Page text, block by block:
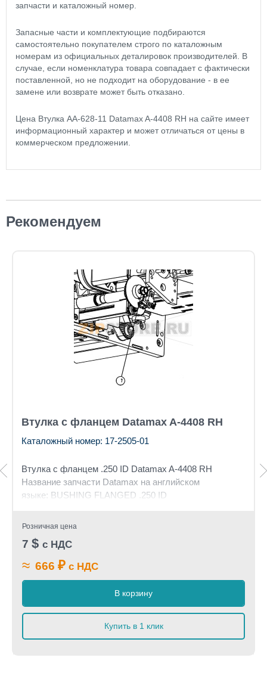
запчасти и каталожный номер.
Запасные части и комплектующие подбираются
самостоятельно покупателем строго по каталожным
номерам из официальных деталировок производителей. В
случае, если номенклатура товара совпадает с фактически
поставленной, но не подходит на оборудование - в ее
замене или возврате может быть отказано.
Цена Втулка AA-628-11 Datamax A-4408 RH на сайте имеет
информационный характер и может отличаться от цены в
коммерческом предложении.
Рекомендуем
Втулка с фланцем Datamax A-4408 RH
Каталожный номер: 17-2505-01
Втулка с фланцем .250 ID Datamax A-4408 RH
Название запчасти Datamax на английском
языке: BUSHING FLANGED .250 ID
Розничная цена
7 $ с НДС
≈ 666 ₽ с НДС
В корзину
Купить в 1 клик